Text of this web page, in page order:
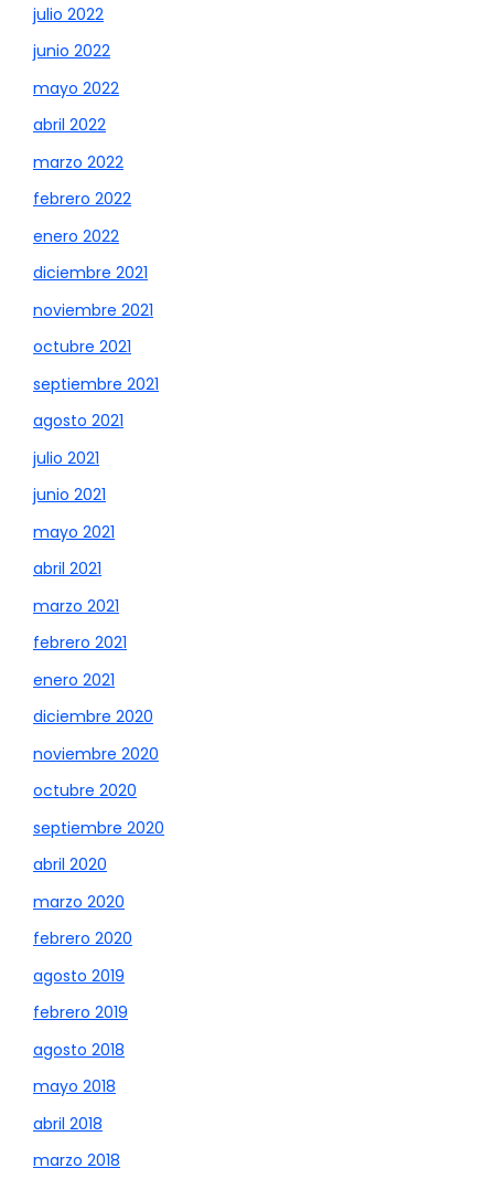
julio 2022
junio 2022
mayo 2022
abril 2022
marzo 2022
febrero 2022
enero 2022
diciembre 2021
noviembre 2021
octubre 2021
septiembre 2021
agosto 2021
julio 2021
junio 2021
mayo 2021
abril 2021
marzo 2021
febrero 2021
enero 2021
diciembre 2020
noviembre 2020
octubre 2020
septiembre 2020
abril 2020
marzo 2020
febrero 2020
agosto 2019
febrero 2019
agosto 2018
mayo 2018
abril 2018
marzo 2018